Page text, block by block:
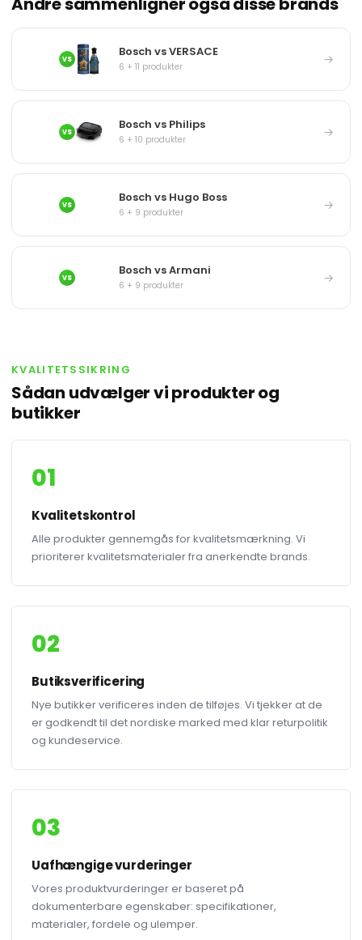
VS Bosch vs VERSACE
6 + 11 produkter →
VS Bosch vs Philips
6 + 10 produkter →
VS Bosch vs Hugo Boss
6 + 9 produkter →
VS Bosch vs Armani
6 + 9 produkter →
KVALITETSSIKRING
Sådan udvælger vi produkter og
butikker
01
Kvalitetskontrol
Alle produkter gennemgås for kvalitetsmærkning. Vi
prioriterer kvalitetsmaterialer fra anerkendte brands.
02
Butiksverificering
Nye butikker verificeres inden de tilføjes. Vi tjekker at de
er godkendt til det nordiske marked med klar returpolitik
og kundeservice.
03
Uafhængige vurderinger
Vores produktvurderinger er baseret på
dokumenterbare egenskaber: specifikationer,
materialer, fordele og ulemper.